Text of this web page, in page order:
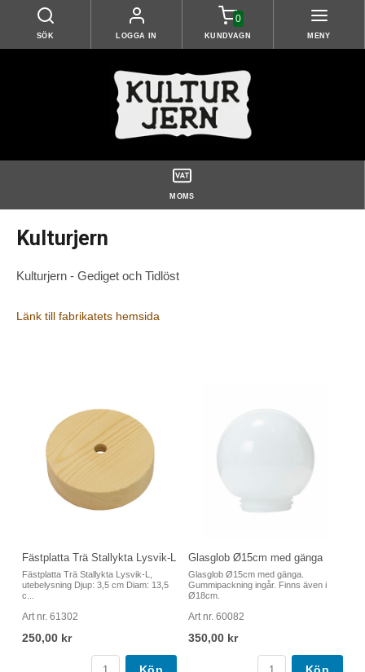
SÖK LOGGA IN
0
KUNDVAGN MENY
MOMS
Kulturjern
Kulturjern - Gediget och Tidlöst
Länk till fabrikatets hemsida
Fästplatta Trä Stallykta Lysvik-L
Fästplatta Trä Stallykta Lysvik-L,
utebelysning Djup: 3,5 cm Diam: 13,5
c...
Art nr. 61302
250,00 kr
Glasglob Ø15cm med gänga
Glasglob Ø15cm med gänga.
Gummipackning ingår. Finns även i
Ø18cm.
Art nr. 60082
350,00 kr